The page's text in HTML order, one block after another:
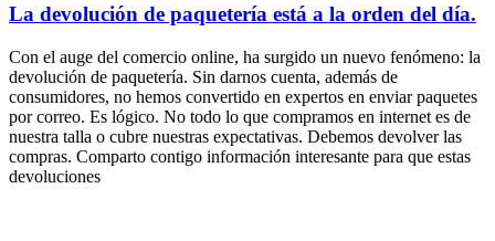
La devolución de paquetería está a la orden del día.
Con el auge del comercio online, ha surgido un nuevo fenómeno: la
devolución de paquetería. Sin darnos cuenta, además de
consumidores, no hemos convertido en expertos en enviar paquetes
por correo. Es lógico. No todo lo que compramos en internet es de
nuestra talla o cubre nuestras expectativas. Debemos devolver las
compras. Comparto contigo información interesante para que estas
devoluciones